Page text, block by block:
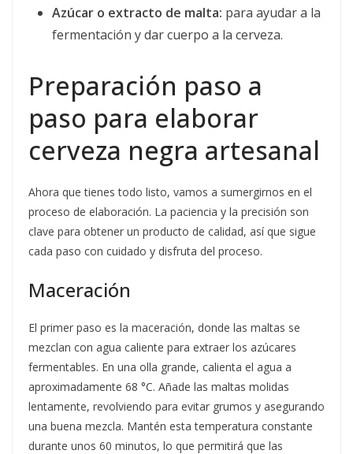
Azúcar o extracto de malta: para ayudar a la
fermentación y dar cuerpo a la cerveza.
Preparación paso a
paso para elaborar
cerveza negra artesanal
Ahora que tienes todo listo, vamos a sumergirnos en el
proceso de elaboración. La paciencia y la precisión son
clave para obtener un producto de calidad, así que sigue
cada paso con cuidado y disfruta del proceso.
Maceración
El primer paso es la maceración, donde las maltas se
mezclan con agua caliente para extraer los azúcares
fermentables. En una olla grande, calienta el agua a
aproximadamente 68 °C. Añade las maltas molidas
lentamente, revolviendo para evitar grumos y asegurando
una buena mezcla. Mantén esta temperatura constante
durante unos 60 minutos, lo que permitirá que las